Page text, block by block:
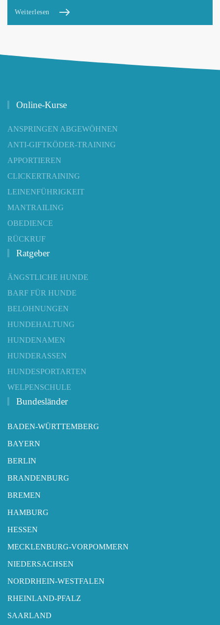
Weiterlesen
Online-Kurse
ANSPRINGEN ABGEWÖHNEN
ANTI-GIFTKÖDER-TRAINING
APPORTIEREN
CLICKERTRAINING
LEINENFÜHRIGKEIT
MANTRAILING
OBEDIENCE
RÜCKRUF
Ratgeber
ÄNGSTLICHE HUNDE
BARF FÜR HUNDE
BELOHNUNGEN
HUNDEHALTUNG
HUNDENAMEN
HUNDERASSEN
HUNDESPORTARTEN
WELPENSCHULE
Bundesländer
BADEN-WÜRTTEMBERG
BAYERN
BERLIN
BRANDENBURG
BREMEN
HAMBURG
HESSEN
MECKLENBURG-VORPOMMERN
NIEDERSACHSEN
NORDRHEIN-WESTFALEN
RHEINLAND-PFALZ
SAARLAND